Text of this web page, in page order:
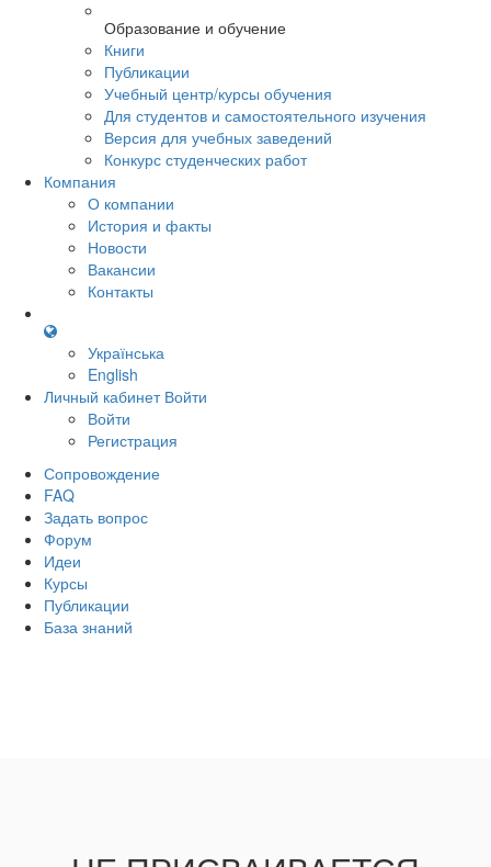
Образование и обучение
Книги
Публикации
Учебный центр/курсы обучения
Для студентов и самостоятельного изучения
Версия для учебных заведений
Конкурс студенческих работ
Компания
О компании
История и факты
Новости
Вакансии
Контакты
Українська
English
Личный кабинет Войти
Войти
Регистрация
Сопровождение
FAQ
Задать вопрос
Форум
Идеи
Курсы
Публикации
База знаний